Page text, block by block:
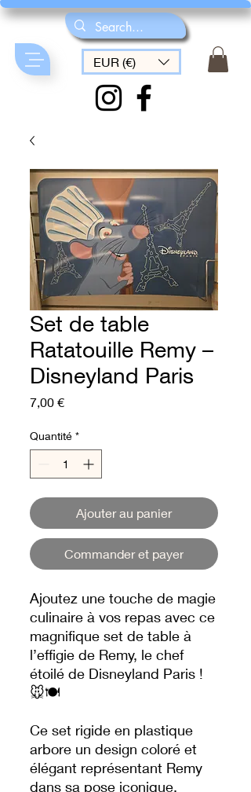
EUR (€)
Set de table
Ratatouille Remy –
Disneyland Paris
7,00 €Prix
Quantité *
Ajouter au panier
Commander et payer
Ajoutez une touche de magie
culinaire à vos repas avec ce
magnifique set de table à
l’effigie de Remy, le chef
étoilé de Disneyland Paris !
🐭🍽️
Ce set rigide en plastique
arbore un design coloré et
élégant représentant Remy
dans sa pose iconique,